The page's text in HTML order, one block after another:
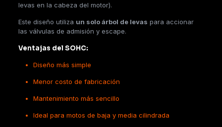
levas en la cabeza del motor).
Este diseño utiliza un solo árbol de levas para accionar
las válvulas de admisión y escape.
Ventajas del SOHC:
Diseño más simple
Menor costo de fabricación
Mantenimiento más sencillo
Ideal para motos de baja y media cilindrada